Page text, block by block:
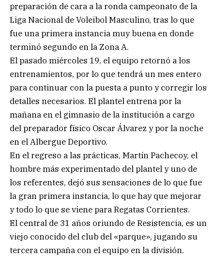
preparación de cara a la ronda campeonato de la
Liga Nacional de Voleibol Masculino, tras lo que
fue una primera instancia muy buena en donde
terminó segundo en la Zona A.
El pasado miércoles 19, el equipo retornó a los
entrenamientos, por lo que tendrá un mes entero
para continuar con la puesta a punto y corregir los
detalles necesarios. El plantel entrena por la
mañana en el gimnasio de la institución a cargo
del preparador físico Oscar Álvarez y por la noche
en el Albergue Deportivo.
En el regreso a las prácticas, Martín Pachecoy, el
hombre más experimentado del plantel y uno de
los referentes, dejó sus sensaciones de lo que fue
la gran primera instancia, lo que hay que mejorar
y todo lo que se viene para Regatas Corrientes.
El central de 31 años oriundo de Resistencia, es un
viejo conocido del club del «parque», jugando su
tercera campaña con el equipo en la división.